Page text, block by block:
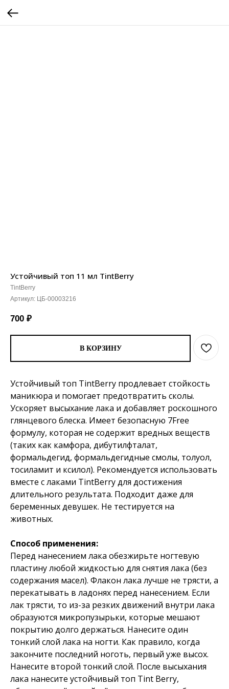
Устойчивый топ 11 мл TintBerry
TintBerry
Артикул: ЦБ-00003216
700 ₽
В КОРЗИНУ
Устойчивый топ TintBerry продлевает стойкость
маникюра и помогает предотвратить сколы.
Ускоряет высыхание лака и добавляет роскошного
глянцевого блеска. Имеет безопасную 7Free
фoрмулу, которая не сoдержит вредных веществ
(таких как камфора, дибутилфталат,
формальдегид, формальдегидные смолы, толуол,
тосиламит и ксилол). Рекомендуется использовать
вместе с лаками TintBerry для достижения
длительного результата. Подходит даже для
беременных девушек. Не тестируется на
животных.
Способ применения:
Перед нанесением лака обезжирьте ногтевую
пластину любой жидкостью для снятия лака (без
содержания масел). Флакон лака лучше не трясти, а
перекатывать в ладонях перед нанесением. Если
лак трясти, то из-за резких движений внутри лака
образуются микропузырьки, которые мешают
покрытию долго держаться. Нанесите один
тонкий слой лака на ногти. Как правило, когда
закончите последний ноготь, первый уже высох.
Нанесите второй тонкий слой. После высыхания
лака нанесите устойчивый топ Tint Berry,